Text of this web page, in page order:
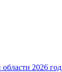
2026 год